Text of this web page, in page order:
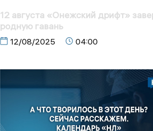
12 августа «Онежский дрифт»
родную гавань
12/08/2025 04:00